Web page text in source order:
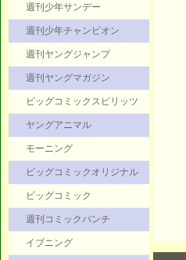
週刊少年サンデー
週刊少年チャンピオン
週刊ヤングジャンプ
週刊ヤングマガジン
ビッグコミックスピリッツ
ヤングアニマル
モーニング
ビッグコミックオリジナル
ビッグコミック
週刊コミックバンチ
イブニング